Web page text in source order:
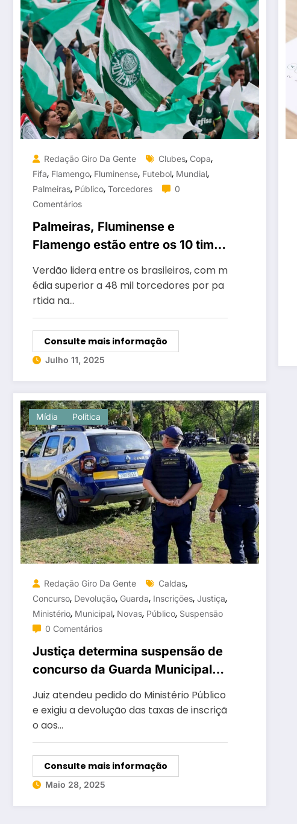
Redação Giro Da Gente Clubes, Copa,
Fifa, Flamengo, Fluminense, Futebol, Mundial,
Palmeiras, Público, Torcedores
0
Comentários
Palmeiras, Fluminense e
Flamengo estão entre os 10 times
com mais público no Mundial
Verdão lidera entre os brasileiros, com m
édia superior a 48 mil torcedores por pa
rtida na…
Consulte mais informação
Julho 11, 2025
Mídia Política
Redação Giro Da Gente Caldas,
Concurso, Devolução, Guarda, Inscrições, Justiça,
Ministério, Municipal, Novas, Público, Suspensão
0 Comentários
Justiça determina suspensão de
concurso da Guarda Municipal
de Caldas Novas
Juiz atendeu pedido do Ministério Público
e exigiu a devolução das taxas de inscriçã
o aos…
Consulte mais informação
Maio 28, 2025